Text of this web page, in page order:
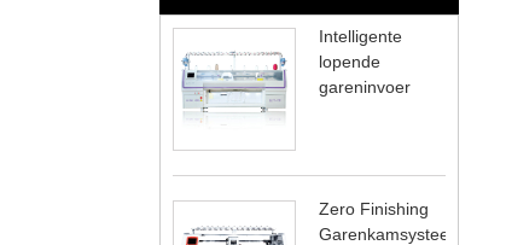
Intelligente
lopende
gareninvoer
Zero Finishing
Garenkamsysteem